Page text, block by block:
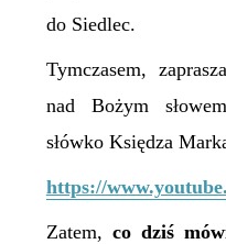
do Siedlec.
Tymczasem,
nad Bożym
słówko Księdza
https://
Zatem, co dziś